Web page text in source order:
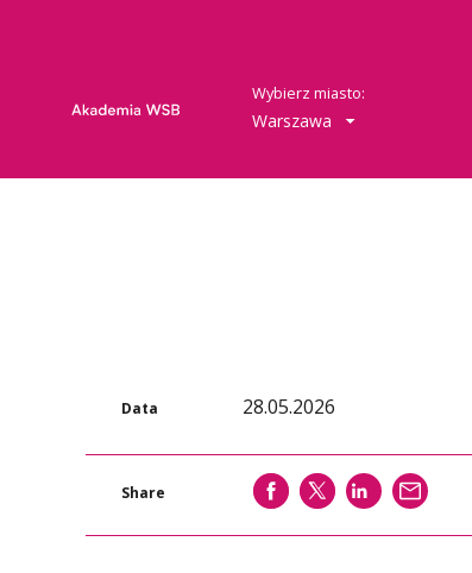
Wybierz miasto:
Warszawa
Data 28.05.2026
Share SHARE SHARE SHARE